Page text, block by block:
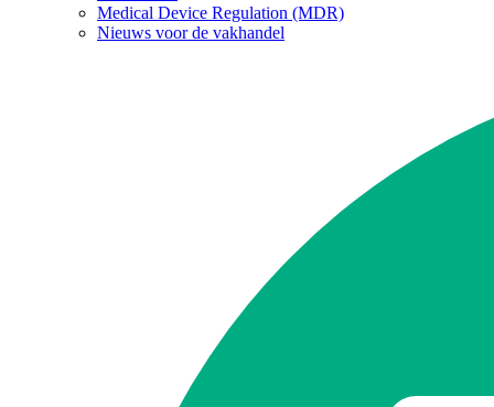
Medical Device Regulation (MDR)
Nieuws voor de vakhandel